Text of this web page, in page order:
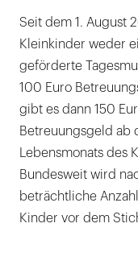
Seit dem 1. August
Kleinkinder weder
geförderte
100 Euro
gibt es dann 150
Betreuungsgeld ab
Lebensmonats des
Bundesweit wird
beträchtliche
Kinder vor dem